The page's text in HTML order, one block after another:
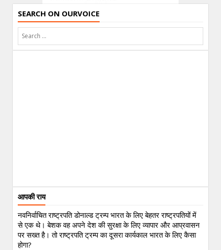
SEARCH ON OURVOICE
आपकी राय
नवनिर्वाचित राष्ट्रपति डोनाल्ड ट्रम्प भारत के लिए बेहतर राष्ट्रपतियों में
से एक थे। बेशक वह अपने देश की सुरक्षा के लिए व्यापार और आप्रवासन
पर सख्त है। तो राष्ट्रपति ट्रम्प का दूसरा कार्यकाल भारत के लिए कैसा
होगा?